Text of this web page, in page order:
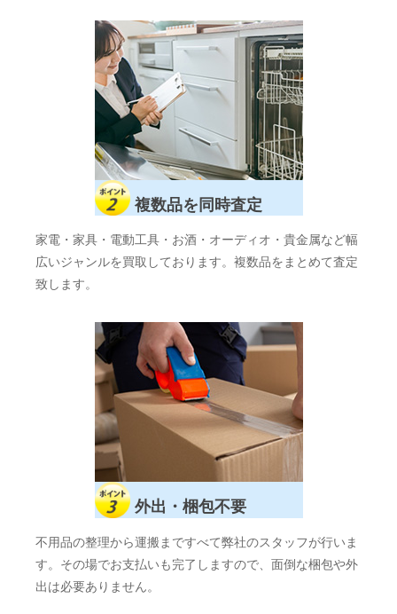
複数品を同時査定
家電・家具・電動工具・お酒・オーディオ・貴金属など幅
広いジャンルを買取しております。複数品をまとめて査定
致します。
外出・梱包不要
不用品の整理から運搬まですべて弊社のスタッフが行いま
す。その場でお支払いも完了しますので、面倒な梱包や外
出は必要ありません。